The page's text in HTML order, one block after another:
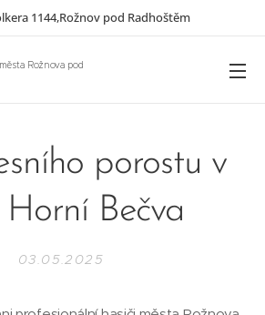
1144,Rožnov pod Radhoštěm
Rožnova pod
porostu v
Bečva
03.05.2025